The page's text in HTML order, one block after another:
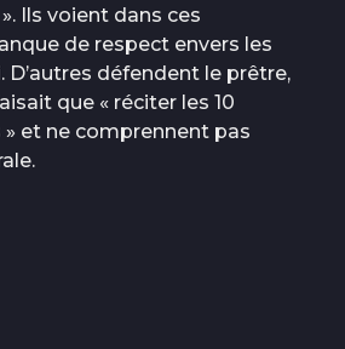
Ils voient dans ces
de respect envers les
D’autres défendent le prêtre,
que « réciter les 10
et ne comprennent pas